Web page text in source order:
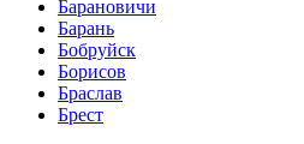
Барановичи
Барань
Бобруйск
Борисов
Браслав
Брест